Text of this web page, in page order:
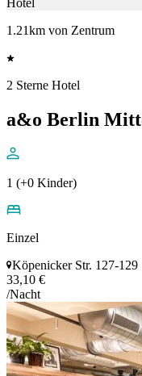
1.21km von Zentrum
2 Sterne Hotel
a&o Berlin
1 (+0 Kinder)
Einzel
Köpenicker Str. 127-129
33,10 €
/Nacht